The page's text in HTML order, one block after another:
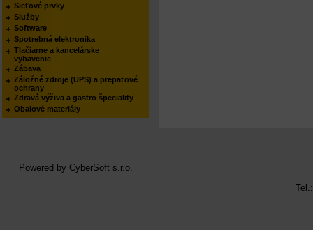
Sieťové prvky
Služby
Software
Spotrebná elektronika
Tlačiarne a kancelárske
vybavenie
Zábava
Záložné zdroje (UPS) a prepäťové
ochrany
Zdravá výživa a gastro špeciality
Obalové materiály
Powered by CyberSoft s.r.o.